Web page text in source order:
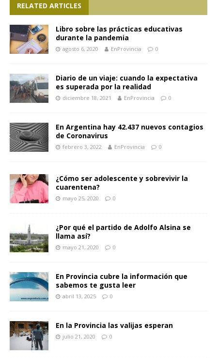
RELATED ARTICLES
Libro sobre las prácticas educativas
durante la pandemia
agosto 6, 2020 EnProvincia 0
Diario de un viaje: cuando la expectativa
es superada por la realidad
diciembre 18, 2021 EnProvincia 0
En Argentina hay 42.437 nuevos contagios
de Coronavirus
febrero 3, 2022 EnProvincia 0
¿Cómo ser adolescente y sobrevivir la
cuarentena?
mayo 25, 2020 0
¿Por qué el partido de Adolfo Alsina se
llama así?
mayo 21, 2020 0
En Provincia cubre la información que
sabemos te gusta leer
abril 13, 2025 0
En la Provincia las valijas esperan
julio 21, 2020 0